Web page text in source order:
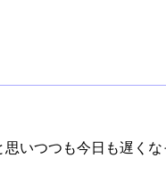
いつつも今日も遅くな